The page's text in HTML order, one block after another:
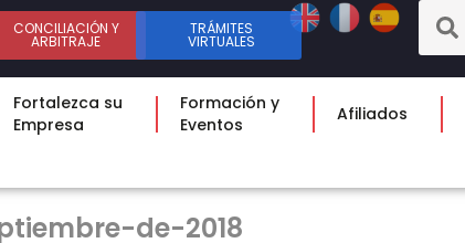
CONCILIACIÓN Y
ARBITRAJE
TRÁMITES
VIRTUALES
Fortalezca su
Empresa
Formación y
Eventos
Afiliados
de-2018